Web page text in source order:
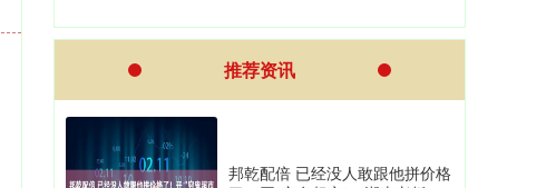
推荐资讯
邦乾配倍 已经没人敢跟他拼价格